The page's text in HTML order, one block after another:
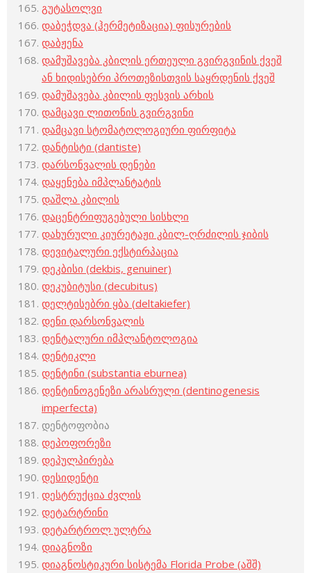
გუტასოლვი
დაბეჭდვა (ჰერმეტიზაცია) ფისურების
დაბჟენა
დამუშავება კბილის ერთეული გვირგვინის ქვეშ
ან ხიდისებრი პროთეზისთვის საყრდენის ქვეშ
დამუშავება კბილის ფესვის არხის
დამცავი ლითონის გვირგვინი
დამცავი სტომატოლოგიური ფირფიტა
დანტისტი (dantiste)
დარსონვალის დენები
დაყენება იმპლანტატის
დაშლა კბილის
დაცენტრიფუგებული სისხლი
დახურული კიურეტაჟი კბილ-ღრძილის ჯიბის
დევიტალური ექსტირპაცია
დეკბისი (dekbis, genuiner)
დეკუბიტუსი (decubitus)
დელტისებრი ყბა (deltakiefer)
დენი დარსონვალის
დენტალური იმპლანტოლოგია
დენტიკლი
დენტინი (substantia eburnea)
დენტინოგენეზი არასრული (dentinogenesis
imperfecta)
დენტოფობია
დეპოფორეზი
დეპულპირება
დესიდენტი
დესტრუქცია ძვლის
დეტარტრინი
დეტარტროლ ულტრა
დიაგნოზი
დიაგნოსტიკური სისტემა Florida Probe (აშშ)